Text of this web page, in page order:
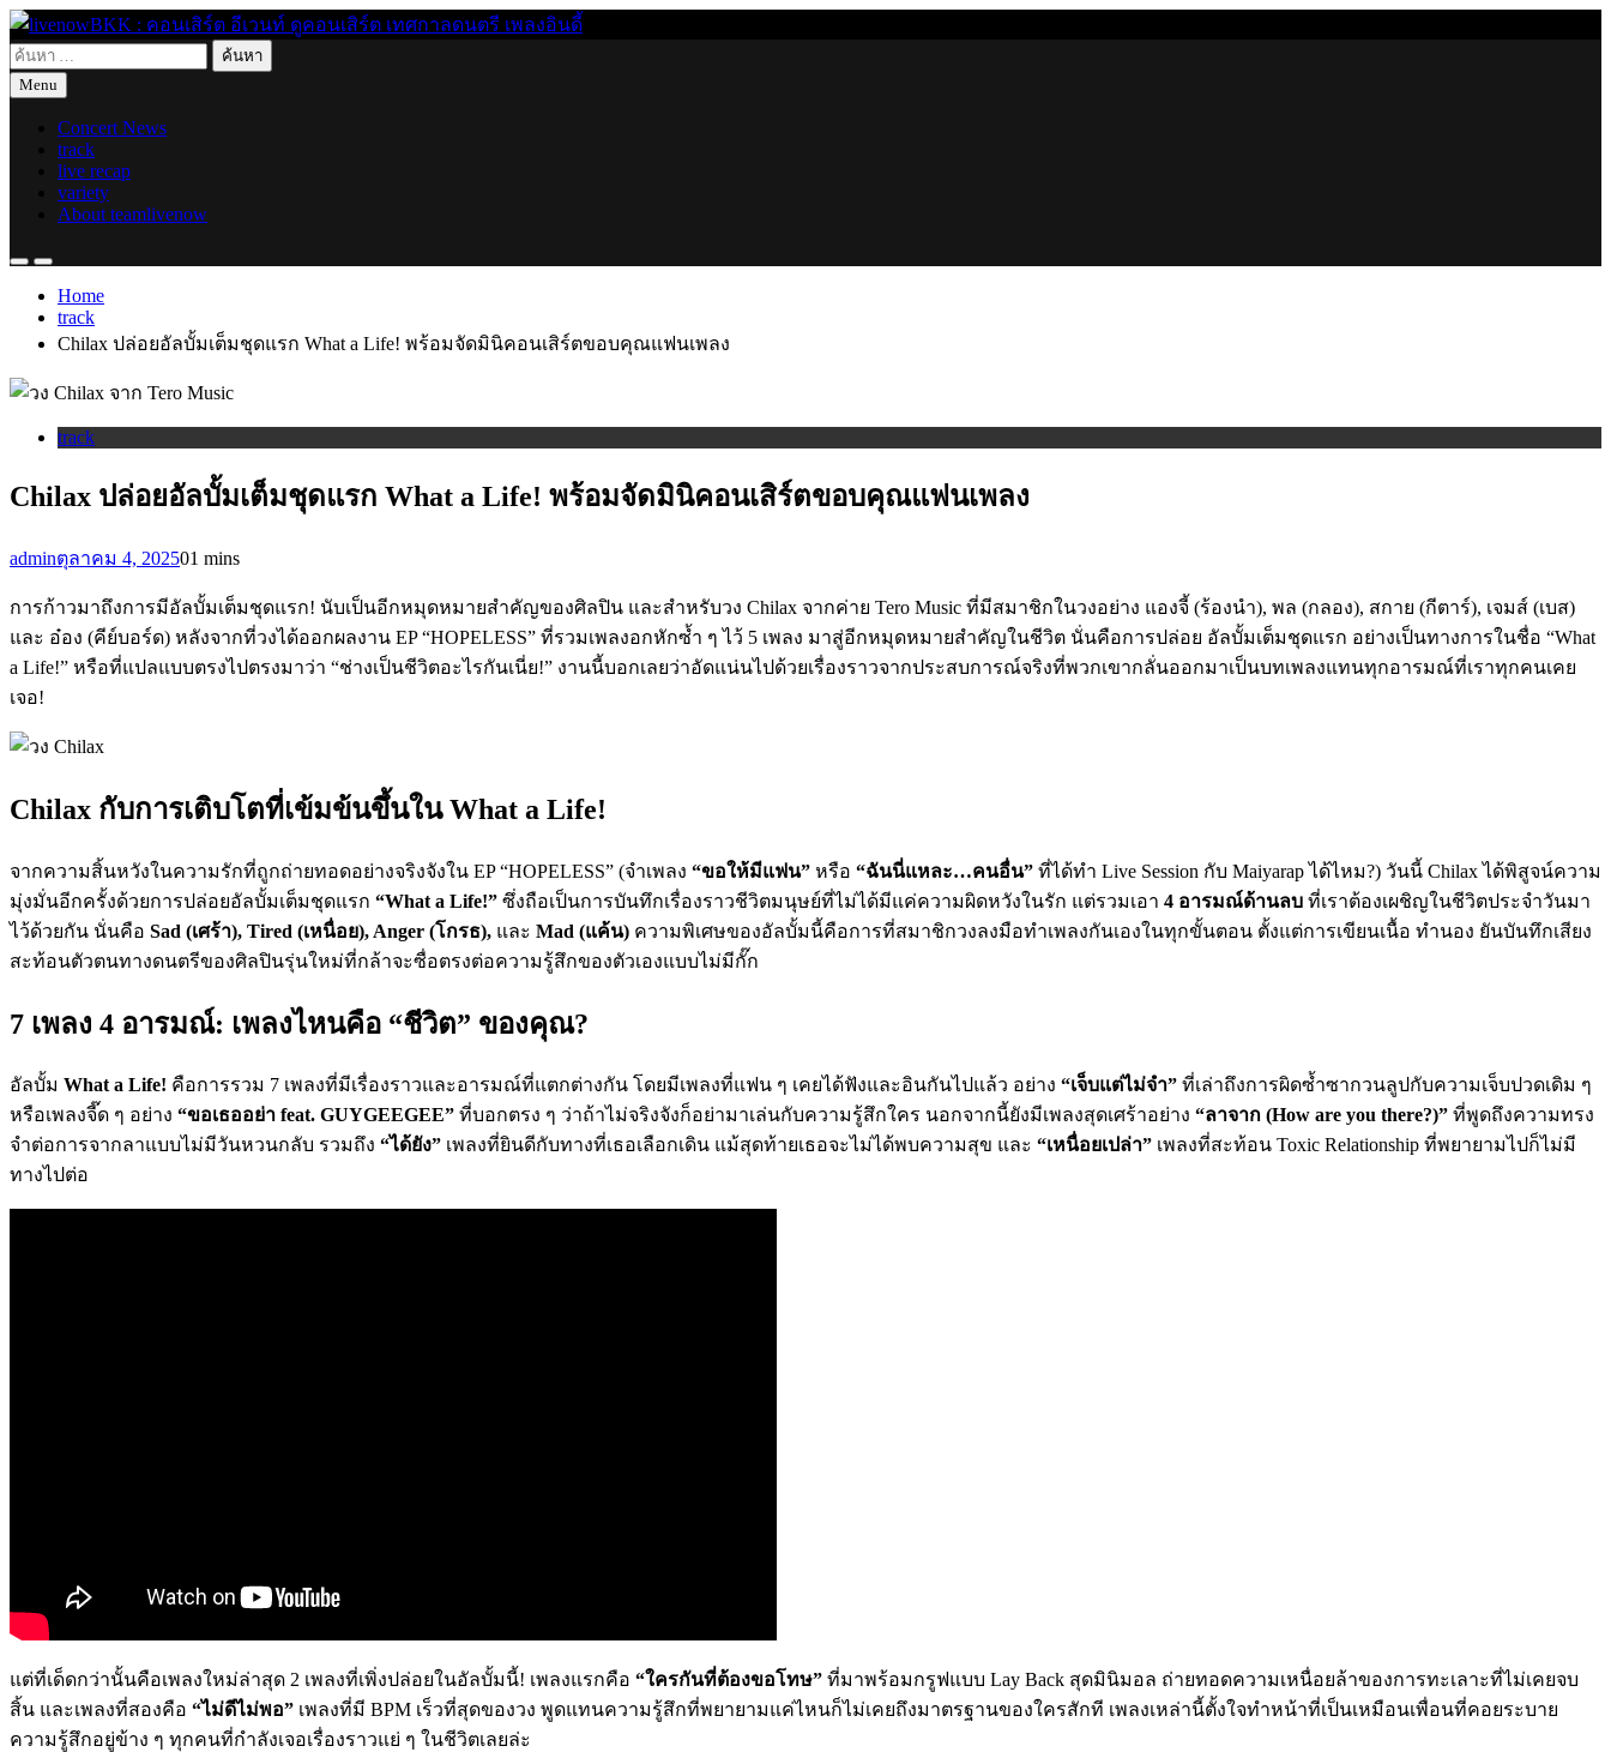
Skip
to
content
livenowBKK : คอนเสิร์ต อีเวนท์ ดูคอนเสิร์ต เทศกาลดนตรี เพลงอินดี้
live for today
ค้นหา
สำหรับ:
Menu
Concert News
track
live recap
variety
About teamlivenow
Home
track
Chilax ปล่อยอัลบั้มเต็มชุดแรก What a Life! พร้อมจัดมินิคอนเสิร์ตขอบคุณแฟนเพลง
track
Chilax ปล่อยอัลบั้มเต็มชุดแรก What a Life! พร้อมจัดมินิคอนเสิร์ตขอบคุณแฟนเพลง
adminตุลาคม 4, 202501 mins
การก้าวมาถึงการมีอัลบั้มเต็มชุดแรก! นับเป็นอีกหมุดหมายสำคัญของศิลปิน และสำหรับวง Chilax จากค่าย Tero Music ที่มีสมาชิกในวงอย่าง แองจี้ (ร้องนำ), พล (กลอง), สกาย (กีตาร์), เจมส์ (เบส)
และ อ๋อง (คีย์บอร์ด) หลังจากที่วงได้ออกผลงาน EP “HOPELESS” ที่รวมเพลงอกหักซ้ำ ๆ ไว้ 5 เพลง มาสู่อีกหมุดหมายสำคัญในชีวิต นั่นคือการปล่อย อัลบั้มเต็มชุดแรก อย่างเป็นทางการในชื่อ “What
a Life!” หรือที่แปลแบบตรงไปตรงมาว่า “ช่างเป็นชีวิตอะไรกันเนี่ย!” งานนี้บอกเลยว่าอัดแน่นไปด้วยเรื่องราวจากประสบการณ์จริงที่พวกเขากลั่นออกมาเป็นบทเพลงแทนทุกอารมณ์ที่เราทุกคนเคย
เจอ!
Chilax กับการเติบโตที่เข้มข้นขึ้นใน What a Life!
จากความสิ้นหวังในความรักที่ถูกถ่ายทอดอย่างจริงจังใน EP “HOPELESS” (จำเพลง “ขอให้มีแฟน” หรือ “ฉันนี่แหละ…คนอื่น” ที่ได้ทำ Live Session กับ Maiyarap ได้ไหม?) วันนี้ Chilax ได้พิสูจน์ความ
มุ่งมั่นอีกครั้งด้วยการปล่อยอัลบั้มเต็มชุดแรก “What a Life!” ซึ่งถือเป็นการบันทึกเรื่องราวชีวิตมนุษย์ที่ไม่ได้มีแค่ความผิดหวังในรัก แต่รวมเอา 4 อารมณ์ด้านลบ ที่เราต้องเผชิญในชีวิตประจำวันมา
ไว้ด้วยกัน นั่นคือ Sad (เศร้า), Tired (เหนื่อย), Anger (โกรธ), และ Mad (แค้น) ความพิเศษของอัลบั้มนี้คือการที่สมาชิกวงลงมือทำเพลงกันเองในทุกขั้นตอน ตั้งแต่การเขียนเนื้อ ทำนอง ยันบันทึกเสียง
สะท้อนตัวตนทางดนตรีของศิลปินรุ่นใหม่ที่กล้าจะซื่อตรงต่อความรู้สึกของตัวเองแบบไม่มีกั๊ก
7 เพลง 4 อารมณ์: เพลงไหนคือ “ชีวิต” ของคุณ?
อัลบั้ม What a Life! คือการรวม 7 เพลงที่มีเรื่องราวและอารมณ์ที่แตกต่างกัน โดยมีเพลงที่แฟน ๆ เคยได้ฟังและอินกันไปแล้ว อย่าง “เจ็บแต่ไม่จำ” ที่เล่าถึงการผิดซ้ำซากวนลูปกับความเจ็บปวดเดิม ๆ
หรือเพลงจี๊ด ๆ อย่าง “ขอเธออย่า feat. GUYGEEGEE” ที่บอกตรง ๆ ว่าถ้าไม่จริงจังก็อย่ามาเล่นกับความรู้สึกใคร นอกจากนี้ยังมีเพลงสุดเศร้าอย่าง “ลาจาก (How are you there?)” ที่พูดถึงความทรง
จำต่อการจากลาแบบไม่มีวันหวนกลับ รวมถึง “ได้ยัง” เพลงที่ยินดีกับทางที่เธอเลือกเดิน แม้สุดท้ายเธอจะไม่ได้พบความสุข และ “เหนื่อยเปล่า” เพลงที่สะท้อน Toxic Relationship ที่พยายามไปก็ไม่มี
ทางไปต่อ
แต่ที่เด็ดกว่านั้นคือเพลงใหม่ล่าสุด 2 เพลงที่เพิ่งปล่อยในอัลบั้มนี้! เพลงแรกคือ “ใครกันที่ต้องขอโทษ” ที่มาพร้อมกรูฟแบบ Lay Back สุดมินิมอล ถ่ายทอดความเหนื่อยล้าของการทะเลาะที่ไม่เคยจบ
สิ้น และเพลงที่สองคือ “ไม่ดีไม่พอ” เพลงที่มี BPM เร็วที่สุดของวง พูดแทนความรู้สึกที่พยายามแค่ไหนก็ไม่เคยถึงมาตรฐานของใครสักที เพลงเหล่านี้ตั้งใจทำหน้าที่เป็นเหมือนเพื่อนที่คอยระบาย
ความรู้สึกอยู่ข้าง ๆ ทุกคนที่กำลังเจอเรื่องราวแย่ ๆ ในชีวิตเลยล่ะ